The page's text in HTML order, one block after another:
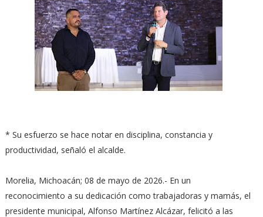
* Su esfuerzo se hace notar en disciplina, constancia y
productividad, señaló el alcalde.
Morelia, Michoacán; 08 de mayo de 2026.- En un
reconocimiento a su dedicación como trabajadoras y mamás, el
presidente municipal, Alfonso Martínez Alcázar, felicitó a las